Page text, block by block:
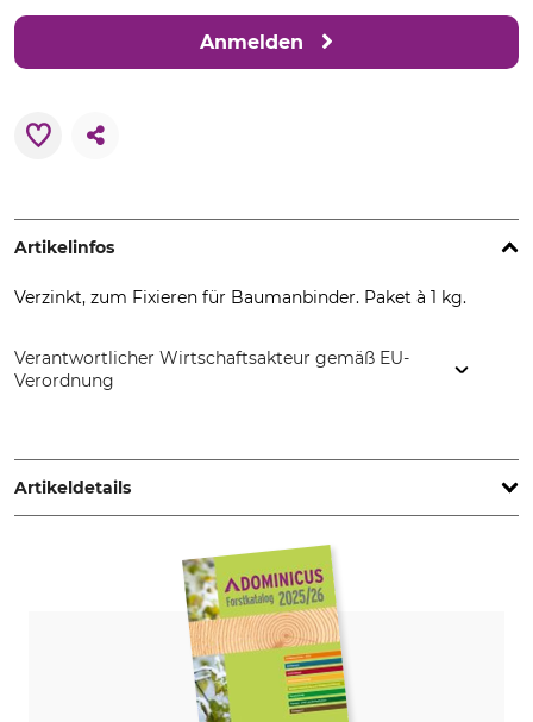
Anmelden
Artikelinfos
Verzinkt, zum Fixieren für Baumanbinder. Paket à 1 kg.
Verantwortlicher Wirtschaftsakteur gemäß EU-
Verordnung
Winsen, Germany, www.hadra-zaun.de
Artikeldetails